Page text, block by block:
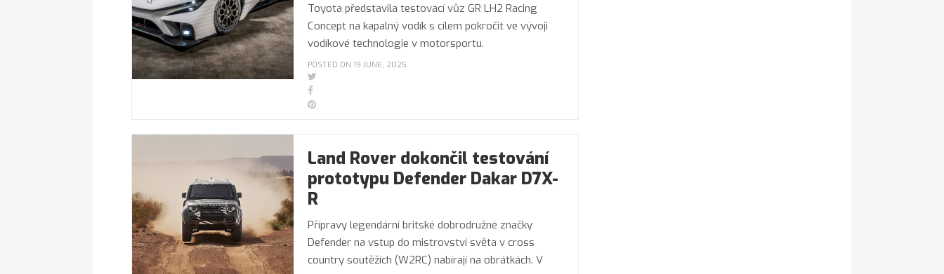
Toyota představila testovací vůz GR LH2 Racing
Concept na kapalný vodík s cílem pokročit ve vývoji
vodíkové technologie v motorsportu.
POSTED ON 19 JUNE, 2025
Land Rover dokončil testování
prototypu Defender Dakar D7X-
R
Přípravy legendární britské dobrodružné značky
Defender na vstup do mistrovství světa v cross
country soutěžích (W2RC) nabírají na obrátkách. V